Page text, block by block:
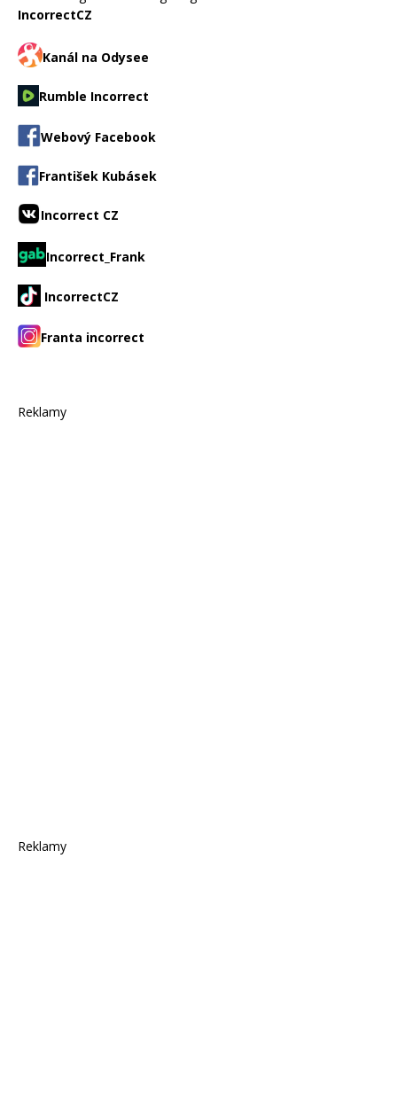
IncorrectCZ
Kanál na Odysee
Rumble Incorrect
Webový Facebook
František Kubásek
Incorrect CZ
Incorrect_Frank
IncorrectCZ
Franta incorrect
Reklamy
Reklamy